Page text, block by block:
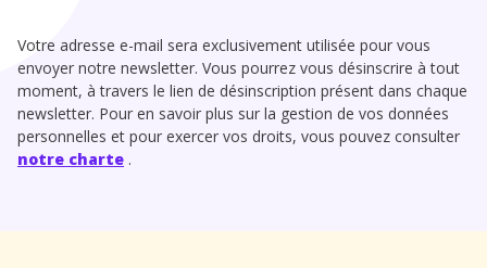
Votre adresse e-mail sera exclusivement utilisée pour vous
envoyer notre newsletter. Vous pourrez vous désinscrire à tout
moment, à travers le lien de désinscription présent dans chaque
newsletter. Pour en savoir plus sur la gestion de vos données
personnelles et pour exercer vos droits, vous pouvez consulter
notre charte .